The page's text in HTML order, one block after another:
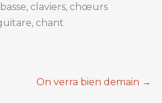
claviers, chœurs
chant
On verra bien demain →